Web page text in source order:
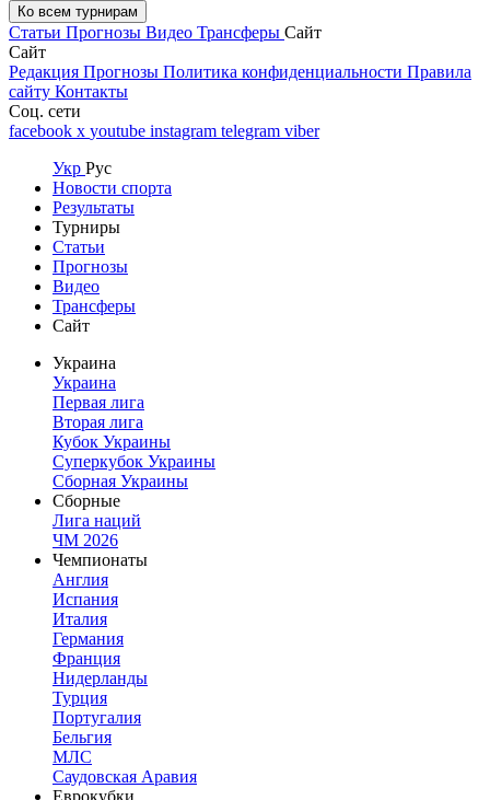
Ко всем турнирам
Статьи Прогнозы Видео Трансферы Сайт
Сайт
Редакция Прогнозы Политика конфиденциальности Правила
сайту Контакты
Соц. сети
facebook x youtube instagram telegram viber
Укр Рус
Новости спорта
Результаты
Турниры
Статьи
Прогнозы
Видео
Трансферы
Сайт
Украина
Украина
Первая лига
Вторая лига
Кубок Украины
Суперкубок Украины
Сборная Украины
Сборные
Лига наций
ЧМ 2026
Чемпионаты
Англия
Испания
Италия
Германия
Франция
Нидерланды
Турция
Португалия
Бельгия
МЛС
Саудовская Аравия
Еврокубки